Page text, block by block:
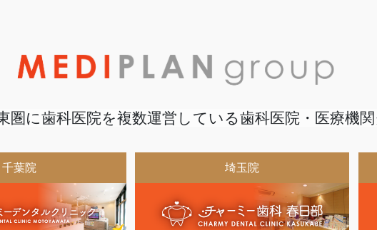
圏に歯科医院を複数運営している歯科医院・医療機関
千葉院 埼玉院